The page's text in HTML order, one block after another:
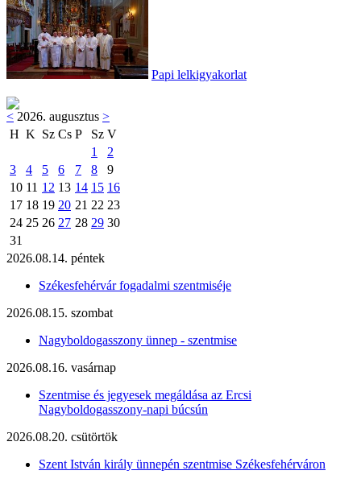
Papi lelkigyakorlat
< 2026. augusztus >
H K Sz Cs P Sz V
1
2
3
4 5 6 7 8
9
10 11 12 13 14 15 16
17 18 19 20 21 22 23
24 25 26 27 28 29 30
31
2026.08.14. péntek
Székesfehérvár fogadalmi szentmiséje
2026.08.15. szombat
Nagyboldogasszony ünnep - szentmise
2026.08.16. vasárnap
Szentmise és jegyesek megáldása az Ercsi
Nagyboldogasszony-napi búcsún
2026.08.20. csütörtök
Szent István király ünnepén szentmise Székesfehérváron